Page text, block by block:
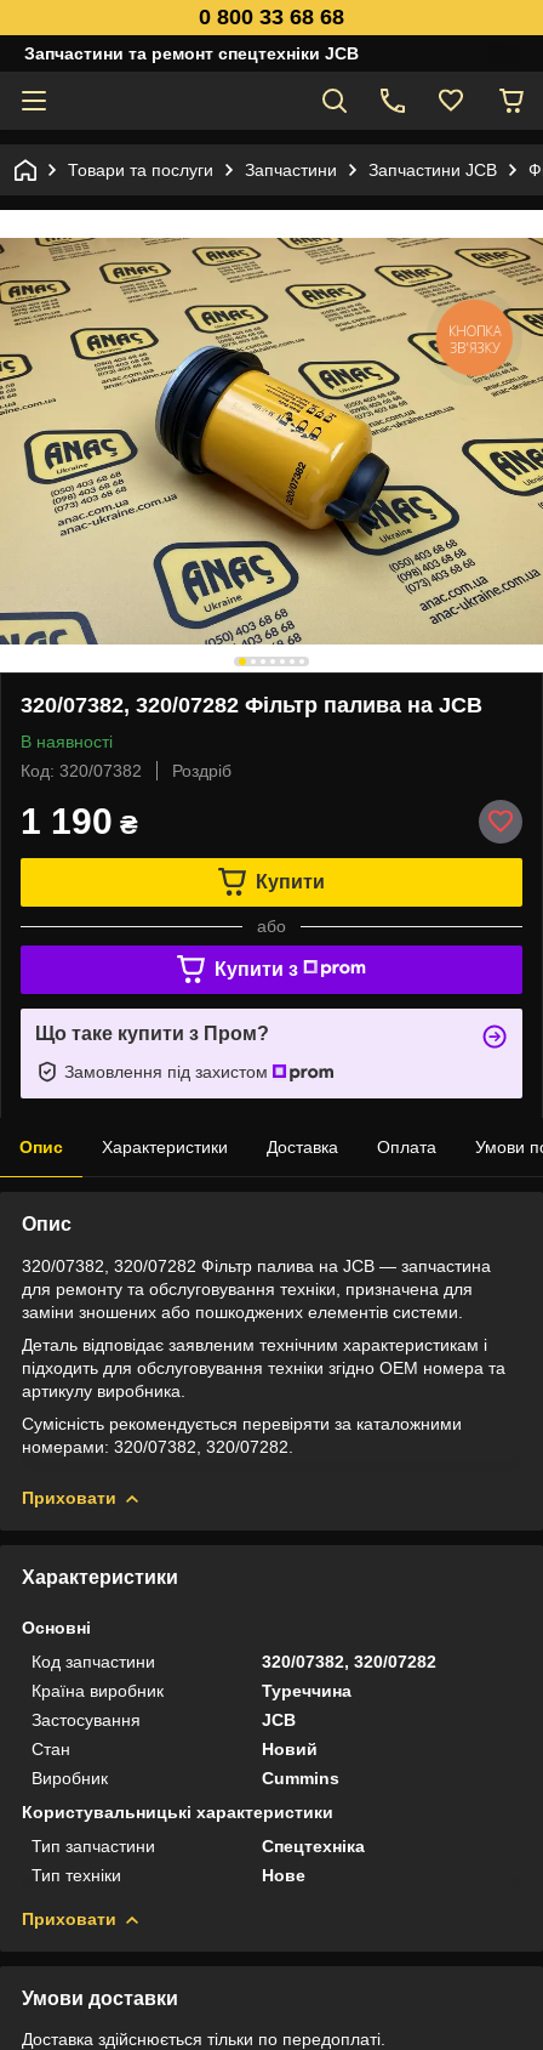
0 800 33 68 68
Запчастини та ремонт спецтехніки JCB
Товари та послуги Запчастини Запчастини JCB
320/07382, 320/07282 Фільтр палива на JCB
В наявності
Код: 320/07382
Роздріб
1 190 ₴
Купити
або
Купити з
Що таке купити з Пром?
Замовлення під захистом
Опис Характеристики Доставка Оплата Умови
Опис
320/07382, 320/07282 Фільтр палива на JCB — запчастина
для ремонту та обслуговування техніки, призначена для
заміни зношених або пошкоджених елементів системи.
Деталь відповідає заявленим технічним характеристикам і
підходить для обслуговування техніки згідно OEM номера та
артикулу виробника.
Сумісність рекомендується перевіряти за каталожними
номерами: 320/07382, 320/07282.
Приховати
Характеристики
Основні
Код запчастини
320/07382, 320/07282
Країна виробник
Туреччина
Застосування
JCB
Стан
Новий
Виробник
Cummins
Користувальницькі характеристики
Тип запчастини
Спецтехніка
Тип техніки
Нове
Приховати
Умови доставки
Доставка здійснюється тільки по передоплаті.
КНОПКА
ЗВ'ЯЗКУ